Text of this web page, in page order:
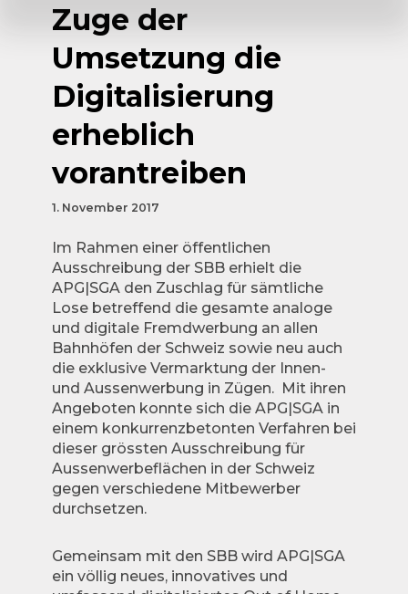
Zuge der
Umsetzung die
Digitalisierung
erheblich
vorantreiben
1. November 2017
Im Rahmen einer öffentlichen
Ausschreibung der SBB erhielt die
APG|SGA den Zuschlag für sämtliche
Lose betreffend die gesamte analoge
und digitale Fremdwerbung an allen
Bahnhöfen der Schweiz sowie neu auch
die exklusive Vermarktung der Innen-
und Aussenwerbung in Zügen. Mit ihren
Angeboten konnte sich die APG|SGA in
einem konkurrenzbetonten Verfahren bei
dieser grössten Ausschreibung für
Aussenwerbeflächen in der Schweiz
gegen verschiedene Mitbewerber
durchsetzen.
Gemeinsam mit den SBB wird APG|SGA
ein völlig neues, innovatives und